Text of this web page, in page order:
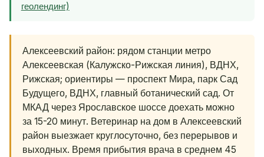
геолендинг)
Алексеевский район: рядом станции метро
Алексеевская (Калужско-Рижская линия), ВДНХ,
Рижская; ориентиры — проспект Мира, парк Сад
Будущего, ВДНХ, главный ботанический сад. От
МКАД через Ярославское шоссе доехать можно
за 15-20 минут. Ветеринар на дом в Алексеевский
район выезжает круглосуточно, без перерывов и
выходных. Время прибытия врача в среднем 45